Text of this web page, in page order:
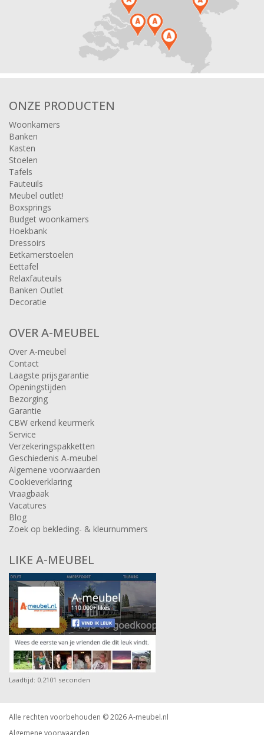
ONZE PRODUCTEN
Woonkamers
Banken
Kasten
Stoelen
Tafels
Fauteuils
Meubel outlet!
Boxsprings
Budget woonkamers
Hoekbank
Dressoirs
Eetkamerstoelen
Eettafel
Relaxfauteuils
Banken Outlet
Decoratie
OVER A-MEUBEL
Over A-meubel
Contact
Laagste prijsgarantie
Openingstijden
Bezorging
Garantie
CBW erkend keurmerk
Service
Verzekeringspakketten
Geschiedenis A-meubel
Algemene voorwaarden
Cookieverklaring
Vraagbaak
Vacatures
Blog
Zoek op bekleding- & kleurnummers
LIKE A-MEUBEL
Laadtijd: 0.2101 seconden
Alle rechten voorbehouden © 2026A-meubel.nl
Algemene voorwaarden